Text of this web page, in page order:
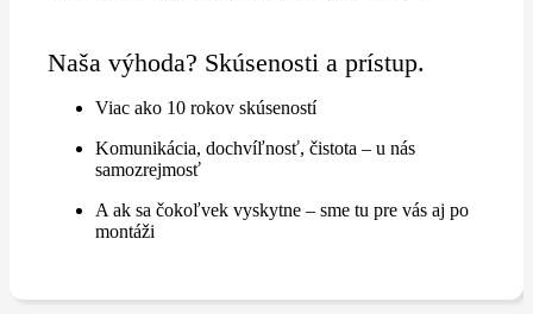
Naša výhoda? Skúsenosti a prístup.
Viac ako 10 rokov skúseností
Komunikácia, dochvíľnosť, čistota – u nás
samozrejmosť
A ak sa čokoľvek vyskytne – sme tu pre vás aj po
montáži